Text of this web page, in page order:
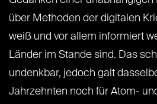
über Methoden der digitalen
weiß und vor allem informiert
Länder im Stande sind. Das
undenkbar, jedoch galt
Jahrzehnten noch für Atom-